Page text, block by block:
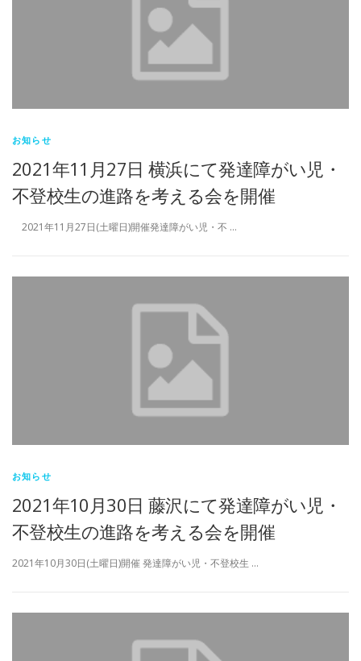
お知らせ
2021年11月27日 横浜にて発達障がい児・
不登校生の進路を考える会を開催
2021年11月27日(土曜日)開催発達障がい児・不 …
お知らせ
2021年10月30日 藤沢にて発達障がい児・
不登校生の進路を考える会を開催
2021年10月30日(土曜日)開催 発達障がい児・不登校生 …